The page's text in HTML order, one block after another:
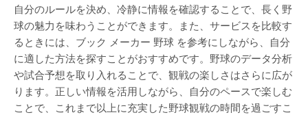
自分のルールを決め、冷静に情報を確認することで、長く野
球の魅力を味わうことができます。また、サービスを比較す
るときには、ブック メーカー 野球 を参考にしながら、自分
に適した方法を探すことがおすすめです。野球のデータ分析
や試合予想を取り入れることで、観戦の楽しさはさらに広が
ります。正しい情報を活用しながら、自分のペースで楽しむ
ことで、これまで以上に充実した野球観戦の時間を過ごすこ